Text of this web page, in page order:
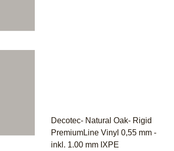
Decotec- Natural Oak- Rigid
PremiumLine Vinyl 0,55 mm -
inkl. 1.00 mm IXPE